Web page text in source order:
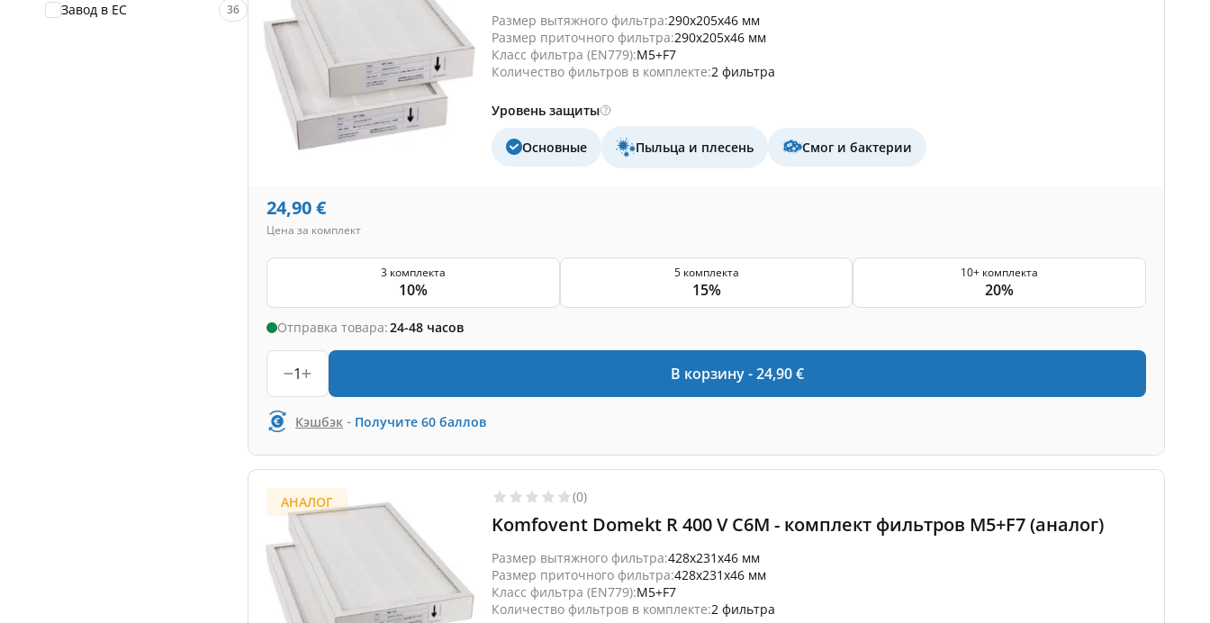
Завод в ЕС 36
Размер вытяжного фильтра:290x205x46 мм
Размер приточного фильтра:290x205x46 мм
Класс фильтра (EN779):M5+F7
Количество фильтров в комплекте:2 фильтра
Уровень защиты
Основные Пыльца и плесень Смог и бактерии
24,90€
Цена за комплект
3 комплекта
10%
5 комплекта
15%
10+ комплекта
20%
Отправка товара:24-48 часов
1 В корзину -24,90€
Кэшбэк - Получите 60 баллов
АНАЛОГ (0)
Komfovent Domekt R 400 V C6M - комплект фильтров M5+F7 (аналог)
Размер вытяжного фильтра:428x231x46 мм
Размер приточного фильтра:428x231x46 мм
Класс фильтра (EN779):M5+F7
Количество фильтров в комплекте:2 фильтра